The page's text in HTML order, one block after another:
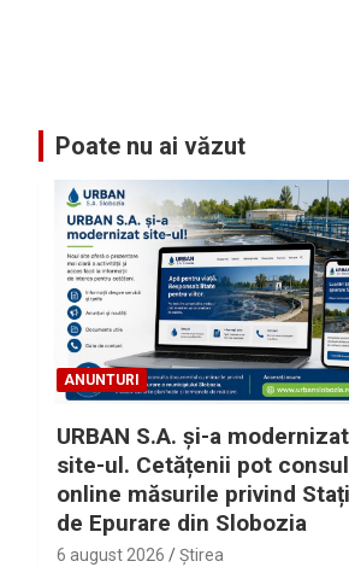
Poate nu ai văzut
ANUNTURI
URBAN S.A. și-a modernizat
site-ul. Cetățenii pot
online măsurile privind
de Epurare din Slobozia
6 august 2026 Ştirea